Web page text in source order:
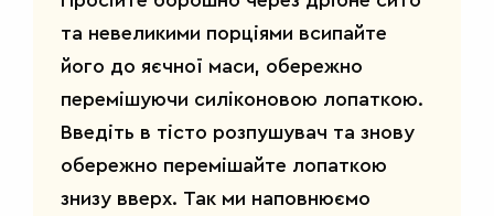
та невеликими порціями всипайте
його до яєчної маси, обережно
перемішуючи силіконовою лопаткою.
Введіть в тісто розпушувач та знову
обережно перемішайте лопаткою
знизу вверх. Так ми наповнюємо